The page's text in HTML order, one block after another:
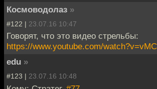
Космоводолаз »
#122 | 23.07.16 10:47
Говорят, что это видео стрельбы:
https://www.youtube.com/
edu »
#123 | 23.07.16 10:48